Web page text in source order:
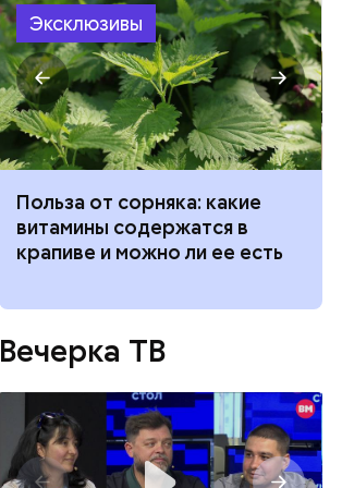
Эксклюзивы
Вода за 10 тысяч: поможет ли
японский напиток сбросить
лишний вес
Вечерка ТВ